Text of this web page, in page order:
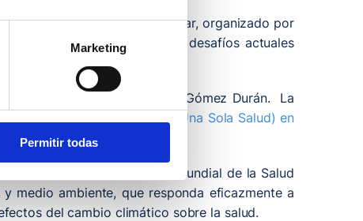
Marketing
Permitir todas
un encuentro multidisciplinar, organizado por
sanitarios para analizar los desafíos actuales
horas en el Salón de Actos Gómez Durán. La
“ONE HEALTH 2026” (Una Sola Salud) en
como la Organización Mundial de la Salud
medio ambiente, que responda eficazmente a
del cambio climático sobre la salud.